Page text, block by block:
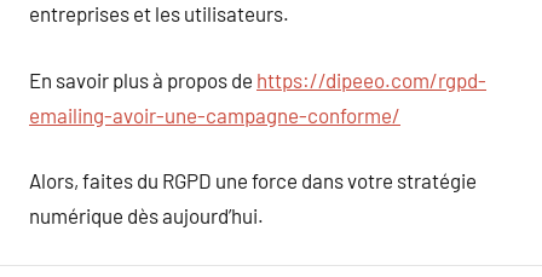
entreprises et les utilisateurs.
En savoir plus à propos de https://dipeeo.com/rgpd-
emailing-avoir-une-campagne-conforme/
Alors, faites du RGPD une force dans votre stratégie
numérique dès aujourd’hui.